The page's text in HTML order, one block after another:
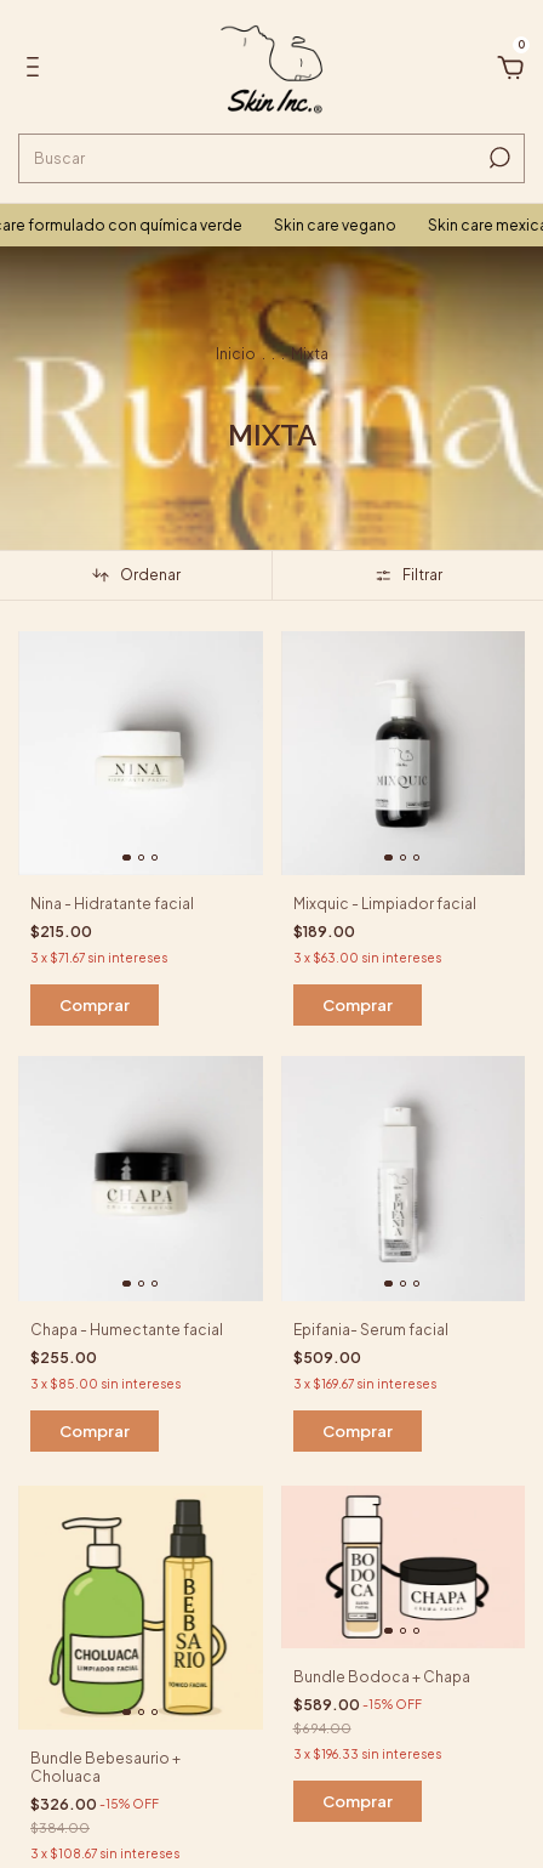
0
con química verde Skin care vegano Skin care mexicano
Inicio . . . Mixta
MIXTA
Ordenar Filtrar
Nina - Hidratante facial
$215.00
3 x $71.67 sin intereses
Comprar
Mixquic - Limpiador facial
$189.00
3 x $63.00 sin intereses
Comprar
Chapa - Humectante facial
$255.00
3 x $85.00 sin intereses
Comprar
Epifania- Serum facial
$509.00
3 x $169.67 sin intereses
Bundle Bebesaurio +
Choluaca
$326.00 -15% OFF
$384.00
3 x $108.67 sin intereses
Bundle Bodoca + Chapa
$589.00 -15% OFF
$694.00
3 x $196.33 sin intereses